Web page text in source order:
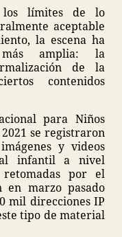
límites de lo
aceptable
la escena ha
amplia: la
de la
contenidos
para Niños
se registraron
y videos
infantil a nivel
por el
en marzo pasado
mil direcciones IP
tipo de material